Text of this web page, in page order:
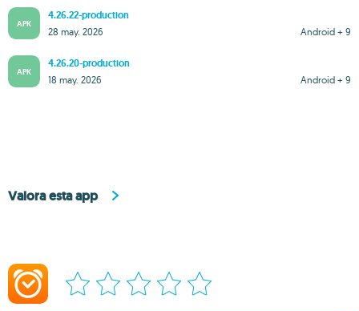
APK
4.26.22-production
Android + 9
28 may. 2026
APK
4.26.20-production
Android + 9
18 may. 2026
Valora esta app